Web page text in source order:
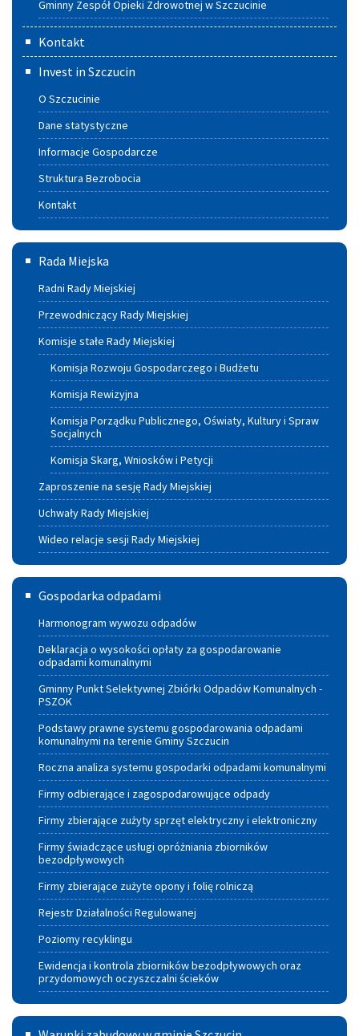
Gminny Zespół Opieki Zdrowotnej w Szczucinie
Kontakt
Invest in Szczucin
O Szczucinie
Dane statystyczne
Informacje Gospodarcze
Struktura Bezrobocia
Kontakt
Rada
Miejska
Rada Miejska
Radni Rady Miejskiej
Przewodniczący Rady Miejskiej
Komisje stałe Rady Miejskiej
Komisja Rozwoju Gospodarczego i Budżetu
Komisja Rewizyjna
Komisja Porządku Publicznego, Oświaty, Kultury i Spraw
Socjalnych
Komisja Skarg, Wniosków i Petycji
Zaproszenie na sesję Rady Miejskiej
Uchwały Rady Miejskiej
Wideo relacje sesji Rady Miejskiej
Gospodarka
odpadami
Gospodarka odpadami
Harmonogram wywozu odpadów
Deklaracja o wysokości opłaty za gospodarowanie
odpadami komunalnymi
Gminny Punkt Selektywnej Zbiórki Odpadów Komunalnych -
PSZOK
Podstawy prawne systemu gospodarowania odpadami
komunalnymi na terenie Gminy Szczucin
Roczna analiza systemu gospodarki odpadami komunalnymi
Firmy odbierające i zagospodarowujące odpady
Firmy zbierające zużyty sprzęt elektryczny i elektroniczny
Firmy świadczące usługi opróżniania zbiorników
bezodpływowych
Firmy zbierające zużyte opony i folię rolniczą
Rejestr Działalności Regulowanej
Poziomy recyklingu
Ewidencja i kontrola zbiorników bezodpływowych oraz
przydomowych oczyszczalni ścieków
Warunki